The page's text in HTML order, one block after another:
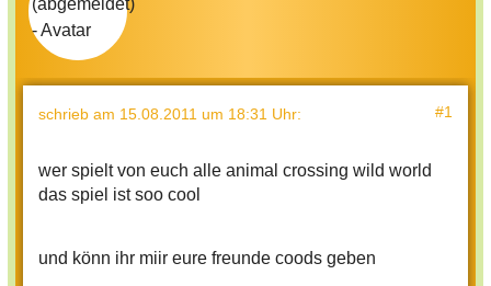
schrieb am 15.08.2011 um 18:31 Uhr: #1
wer spielt von euch alle animal crossing wild world
das spiel ist soo cool
und könn ihr miir eure freunde coods geben